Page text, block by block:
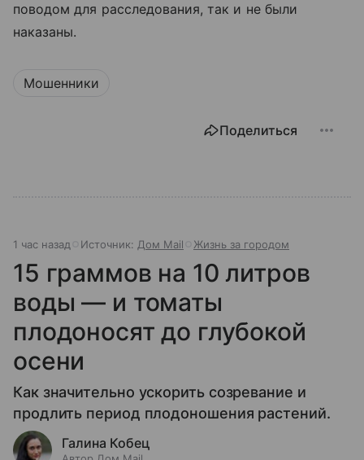
поводом для расследования, так и не были
наказаны.
Мошенники
Поделиться
1 час назад Источник: Дом Mail Жизнь за городом
15 граммов на 10 литров
воды — и томаты
плодоносят до глубокой
осени
Как значительно ускорить созревание и
продлить период плодоношения растений.
Галина Кобец